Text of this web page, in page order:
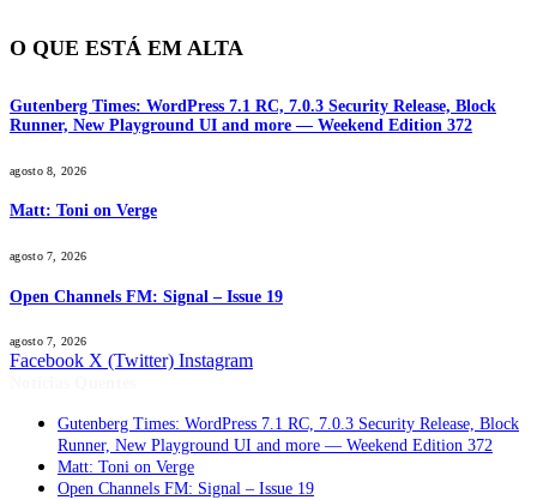
O QUE ESTÁ EM ALTA
Gutenberg Times: WordPress 7.1 RC, 7.0.3 Security Release, Block
Runner, New Playground UI and more — Weekend Edition 372
agosto 8, 2026
Matt: Toni on Verge
agosto 7, 2026
Open Channels FM: Signal – Issue 19
agosto 7, 2026
Facebook X (Twitter) Instagram
Gutenberg Times: WordPress 7.1 RC, 7.0.3 Security Release, Block
Runner, New Playground UI and more — Weekend Edition 372
Matt: Toni on Verge
Open Channels FM: Signal – Issue 19